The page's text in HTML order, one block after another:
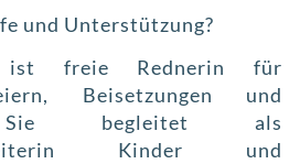
und Unterstützung?
ist freie Rednerin für
Beisetzungen und
Sie begleitet als
Kinder und